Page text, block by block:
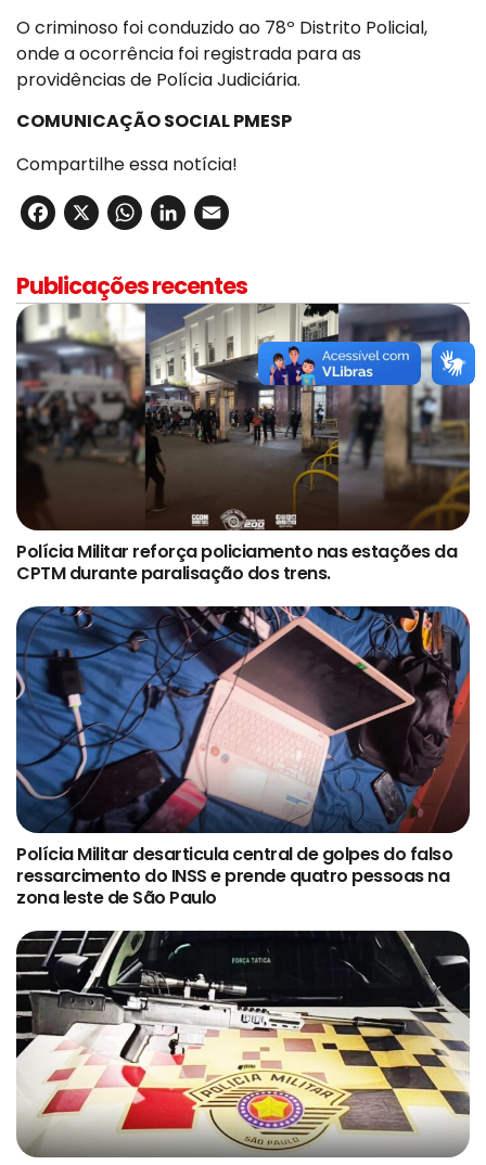
O criminoso foi conduzido ao 78º Distrito Policial,
onde a ocorrência foi registrada para as
providências de Polícia Judiciária.
COMUNICAÇÃO SOCIAL PMESP
Compartilhe essa notícia!
Facebook
X WhatsApp
LinkedIn
Publicações recentes
Polícia Militar reforça policiamento nas estações da
CPTM durante paralisação dos trens.
Polícia Militar desarticula central de golpes do falso
ressarcimento do INSS e prende quatro pessoas na
zona leste de São Paulo